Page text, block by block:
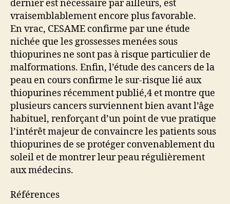
dernier est nécessaire par ailleurs, est
vraisemblablement encore plus favorable.
En vrac, CESAME confirme par une étude
nichée que les grossesses menées sous
thiopurines ne sont pas à risque particulier de
malformations. Enfin, l’étude des cancers de la
peau en cours confirme le sur-risque lié aux
thiopurines récemment publié,4 et montre que
plusieurs cancers surviennent bien avant l’âge
habituel, renforçant d’un point de vue pratique
l’intérêt majeur de convaincre les patients sous
thiopurines de se protéger convenablement du
soleil et de montrer leur peau régulièrement
aux médecins.
Références